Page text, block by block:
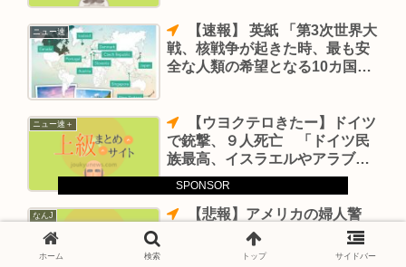
SPONSOR
ニュー速
戦、核戦争が起きた時、最も安
全な人類の希望となる10カ国を
ニュー速＋
で銃撃、９人死亡 「ドイツ民
族最高、イスラエルやアラブ系
諸国は絶滅」主張 容疑者(４３)
は母親と家で死亡
なんJ
官、マクドナルドを売ってもら
えず泣くwww
ホーム 検索 トップ サイドバー